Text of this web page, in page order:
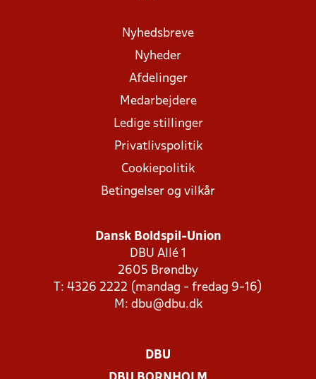
Nyhedsbreve
Nyheder
Afdelinger
Medarbejdere
Ledige stillinger
Privatlivspolitik
Cookiepolitik
Betingelser og vilkår
Dansk Boldspil-Union
DBU Allé 1
2605 Brøndby
T: 4326 2222 (mandag - fredag 9-16)
M: dbu@dbu.dk
DBU